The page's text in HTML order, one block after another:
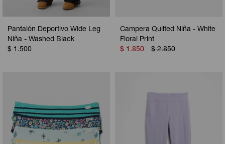
Pantalón Deportivo Wide Leg
Niña - Washed Black
$ 1.500
Campera Quilted Niña - White
Floral Print
$ 1.850 $ 2.850